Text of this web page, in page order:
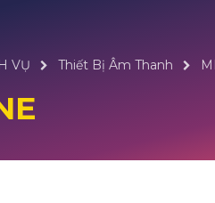
VỤ Thiết Bị Âm Thanh